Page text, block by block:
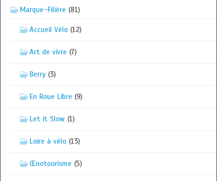
Marque-Filière (81)
Accueil Vélo (12)
Art de vivre (7)
Berry (3)
En Roue Libre (9)
Let it Slow (1)
Loire à vélo (13)
Œnotourisme (5)